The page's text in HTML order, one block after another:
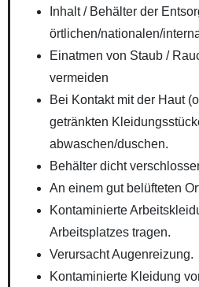
Inhalt / Behälter der
örtlichen/nationalen/
Einatmen von Staub /
vermeiden
Bei Kontakt mit der Haut
getränkten
abwaschen/duschen.
Behälter dicht
An einem gut belüfteten
Kontaminierte
Arbeitsplatzes tragen.
Verursacht Augenreizung.
Kontaminierte Kleidung